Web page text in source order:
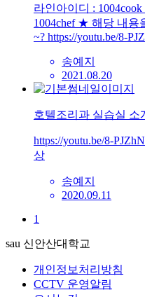
라인아이디 :
1004chef ★ 해당 내용
~? https://youtu.be/8-
송예지
2021.08.20
호텔조리과 실습실 소
https://youtu.be/8-
상
송예지
2020.09.11
1
sau 신안산대학교
개인정보처리방침
CCTV 운영알림